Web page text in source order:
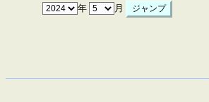
年 月